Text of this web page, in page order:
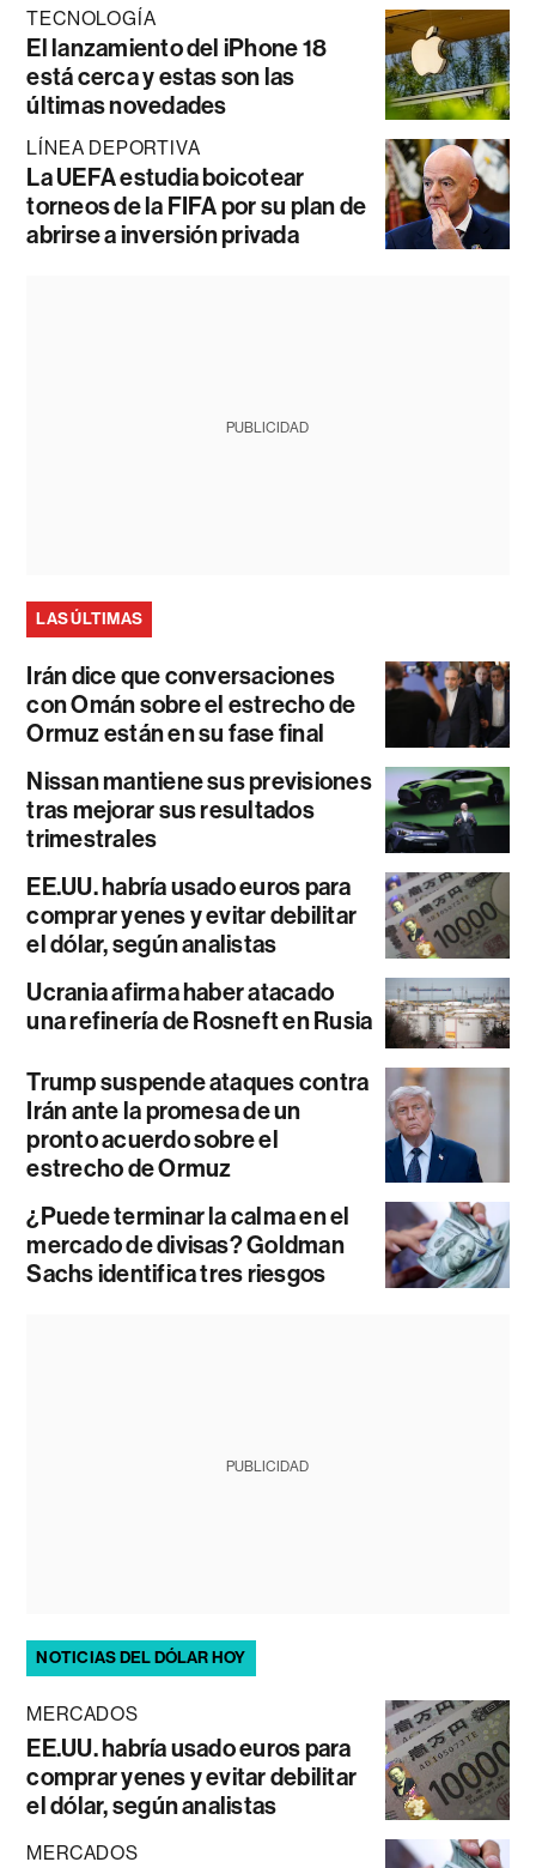
TECNOLOGÍA
El lanzamiento del iPhone 18
está cerca y estas son las
últimas novedades
LÍNEA DEPORTIVA
La UEFA estudia boicotear
torneos de la FIFA por su plan de
abrirse a inversión privada
PUBLICIDAD
LAS ÚLTIMAS
Irán dice que conversaciones
con Omán sobre el estrecho de
Ormuz están en su fase final
Nissan mantiene sus previsiones
tras mejorar sus resultados
trimestrales
EE.UU. habría usado euros para
comprar yenes y evitar debilitar
el dólar, según analistas
Ucrania afirma haber atacado
una refinería de Rosneft en Rusia
Trump suspende ataques contra
Irán ante la promesa de un
pronto acuerdo sobre el
estrecho de Ormuz
¿Puede terminar la calma en el
mercado de divisas? Goldman
Sachs identifica tres riesgos
PUBLICIDAD
NOTICIAS DEL DÓLAR HOY
MERCADOS
EE.UU. habría usado euros para
comprar yenes y evitar debilitar
el dólar, según analistas
MERCADOS